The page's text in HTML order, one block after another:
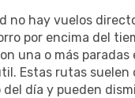
no hay vuelos
por encima del
una o más paradas
Estas rutas suelen
del día y pueden